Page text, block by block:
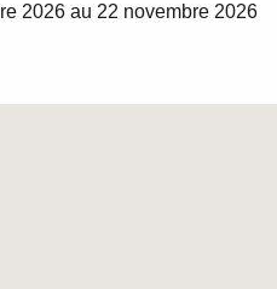
2026 au 22 novembre 2026